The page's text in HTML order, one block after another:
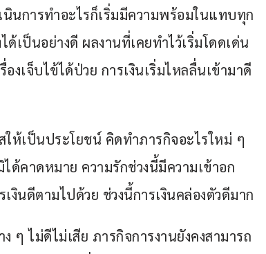
นินการทำอะไรก็เริ่มมีความพร้อมในแทบทุก
เป็นอย่างดี ผลงานที่เคยทำไว้เริ่มโดดเด่น
งเจ็บไข้ได้ป่วย การเงินเริ่มไหลลื่นเข้ามาดี
ให้เป็นประโยชน์ คิดทำภารกิจอะไรใหม่ ๆ
ด้คาดหมาย ความรักช่วงนี้มีความเข้าอก
งินดีตามไปด้วย ช่วงนี้การเงินคล่องตัวดีมาก
ๆ ไม่ดีไม่เสีย ภารกิจการงานยังคงสามารถ